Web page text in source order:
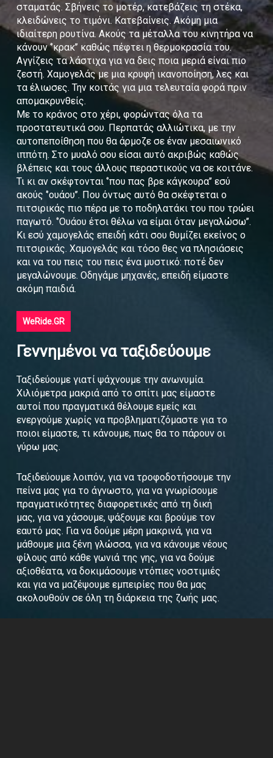
σταματάς. Σβήνεις το μοτέρ, κατεβάζεις τη στέκα,
κλειδώνεις το τιμόνι. Κατεβαίνεις. Ακόμη μια
ιδιαίτερη ρουτίνα. Ακούς τα μέταλλα του κινητήρα να
κάνουν ‘’κρακ’’ καθώς πέφτει η θερμοκρασία του.
Αγγίζεις τα λάστιχα για να δεις ποια μεριά είναι πιο
ζεστή. Χαμογελάς με μια κρυφή ικανοποίηση, λες και
τα έλιωσες. Την κοιτάς για μια τελευταία φορά πριν
απομακρυνθείς.
Με το κράνος στο χέρι, φορώντας όλα τα
προστατευτικά σου. Περπατάς αλλιώτικα, με την
αυτοπεποίθηση που θα άρμοζε σε έναν μεσαιωνικό
ιππότη. Στο μυαλό σου είσαι αυτό ακριβώς καθώς
βλέπεις και τους άλλους περαστικούς να σε κοιτάνε.
Τι κι αν σκέφτονται ‘’που πας βρε κάγκουρα’’ εσύ
ακούς ‘’ουάου’’. Που όντως αυτό θα σκέφτεται ο
πιτσιρικάς πιο πέρα με το ποδηλατάκι του που τρώει
παγωτό. ‘’Ουάου έτσι θέλω να είμαι όταν μεγαλώσω’’.
Κι εσύ χαμογελάς επειδή κάτι σου θυμίζει εκείνος ο
πιτσιρικάς. Χαμογελάς και τόσο θες να πλησιάσεις
και να του πεις του πεις ένα μυστικό: ποτέ δεν
μεγαλώνουμε. Οδηγάμε μηχανές, επειδή είμαστε
ακόμη παιδιά.
WeRide.GR
Γεννημένοι να ταξιδεύουμε
Ταξιδεύουμε γιατί ψάχνουμε την ανωνυμία.
Χιλιόμετρα μακριά από το σπίτι μας είμαστε
αυτοί που πραγματικά θέλουμε εμείς και
ενεργούμε χωρίς να προβληματιζόμαστε για το
ποιοι είμαστε, τι κάνουμε, πως θα το πάρουν οι
γύρω μας.
Ταξιδεύουμε λοιπόν, για να τροφοδοτήσουμε την
πείνα μας για το άγνωστο, για να γνωρίσουμε
πραγματικότητες διαφορετικές από τη δική
μας, για να χάσουμε, ψάξουμε και βρούμε τον
εαυτό μας. Για να δούμε μέρη μακρινά, για να
μάθουμε μια ξένη γλώσσα, για να κάνουμε νέους
φίλους από κάθε γωνιά της γης, για να δούμε
αξιοθέατα, να δοκιμάσουμε ντόπιες νοστιμιές
και για να μαζέψουμε εμπειρίες που θα μας
ακολουθούν σε όλη τη διάρκεια της ζωής μας.